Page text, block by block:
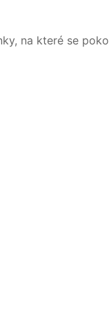
na které se